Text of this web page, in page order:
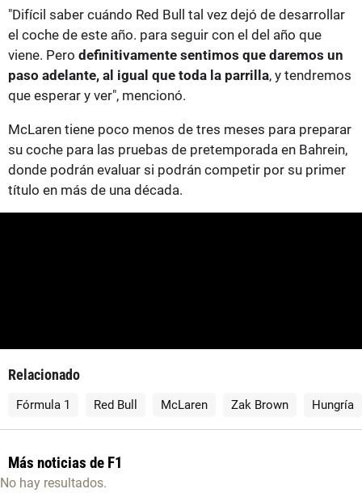
"Difícil saber cuándo Red Bull tal vez dejó de desarrollar
el coche de este año. para seguir con el del año que
viene. Pero definitivamente sentimos que daremos un
paso adelante, al igual que toda la parrilla, y tendremos
que esperar y ver", mencionó.
McLaren tiene poco menos de tres meses para preparar
su coche para las pruebas de pretemporada en Bahrein,
donde podrán evaluar si podrán competir por su primer
título en más de una década.
Relacionado
Fórmula 1 Red Bull McLaren Zak Brown Hungría
Más noticias de F1
No hay resultados.